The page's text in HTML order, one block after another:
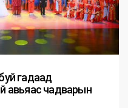
гадаад
авьяас чадварын